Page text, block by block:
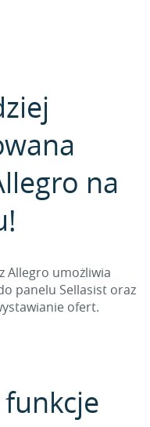
na
Allegro umożliwia
panelu Sellasist oraz
ofert.